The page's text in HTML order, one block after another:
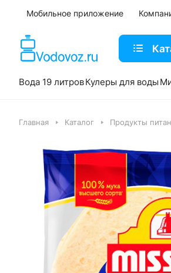
Мобильное приложение
Вода 19 литровКулеры для воды
Главная Каталог Продукты